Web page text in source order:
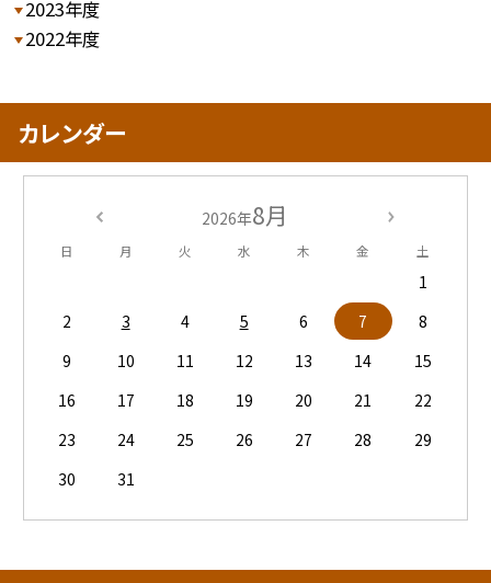
2023年度
2022年度
カレンダー
2026年8月
日 月 火 水 木 金 土
1
2
3 4 5 6 7
8
9
10 11 12 13 14
15
16
17 18 19 20 21
22
23
24 25 26 27 28
29
30
31